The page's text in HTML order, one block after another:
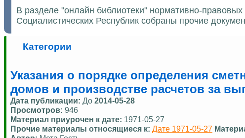
В разделе "онлайн библиотеки" нормативно-
Социалистических Республик собраны прочие
Категории
Указания о порядке определения
домов и производстве расчетов за
Дата публикации: До 2014-05-28
Просмотров: 946
Материал приурочен к дате: 1971-05-27
Прочие материалы относящиеся к: Дате 1971-05-27